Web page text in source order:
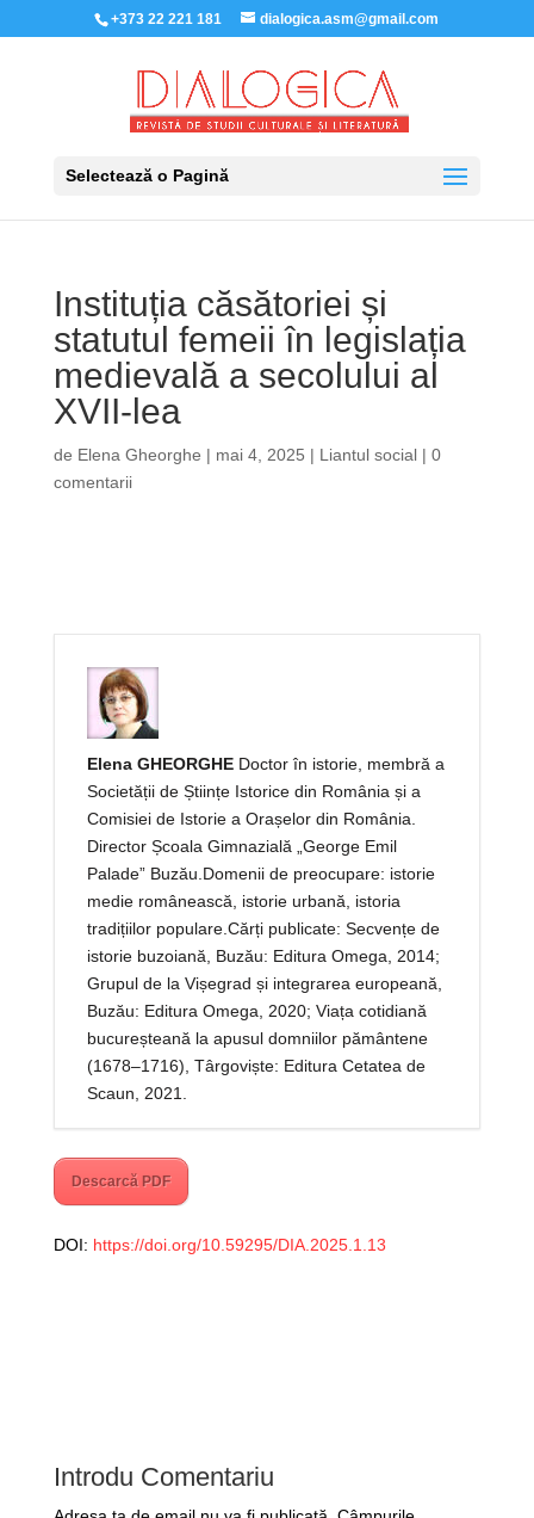
+373 22 221 181 dialogica.asm@gmail.com
Selectează o Pagină
Instituția căsătoriei și
statutul femeii în legislația
medievală a secolului al
XVII-lea
de Elena Gheorghe | mai 4, 2025 | Liantul social| 0
comentarii
Elena GHEORGHEDoctor în istorie, membră a
Societății de Științe Istorice din România și a
Comisiei de Istorie a Orașelor din România.
Director Școala Gimnazială „George Emil
Palade” Buzău.Domenii de preocupare: istorie
medie românească, istorie urbană, istoria
tradițiilor populare.Cărți publicate: Secvențe de
istorie buzoiană, Buzău: Editura Omega, 2014;
Grupul de la Vișegrad și integrarea europeană,
Buzău: Editura Omega, 2020; Viața cotidiană
bucureșteană la apusul domniilor pământene
(1678–1716), Târgoviște: Editura Cetatea de
Scaun, 2021.
Descarcă PDF
DOI: https://doi.org/10.59295/DIA.2025.1.13
Introdu Comentariu